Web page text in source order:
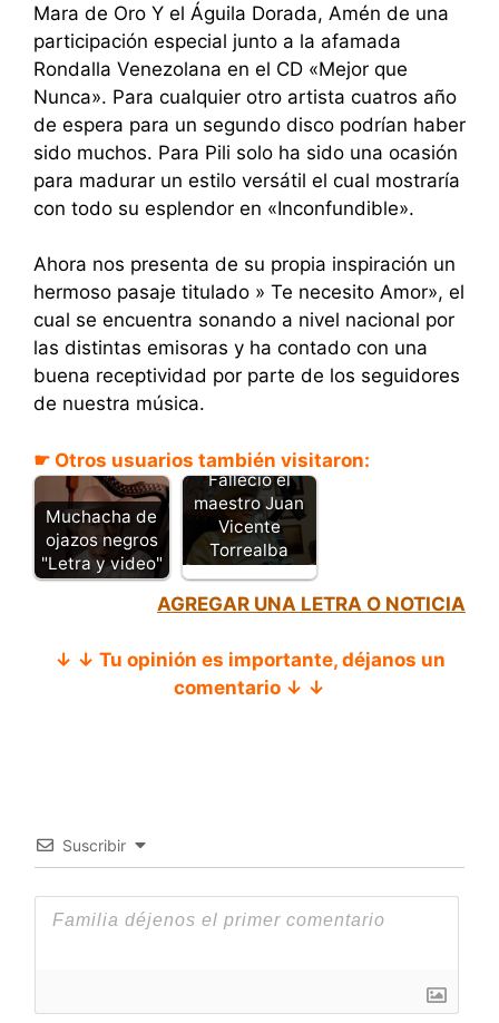
Mara de Oro Y el Águila Dorada, Amén de una
participación especial junto a la afamada
Rondalla Venezolana en el CD «Mejor que
Nunca». Para cualquier otro artista cuatros año
de espera para un segundo disco podrían haber
sido muchos. Para Pili solo ha sido una ocasión
para madurar un estilo versátil el cual mostraría
con todo su esplendor en «Inconfundible».
Ahora nos presenta de su propia inspiración un
hermoso pasaje titulado » Te necesito Amor», el
cual se encuentra sonando a nivel nacional por
las distintas emisoras y ha contado con una
buena receptividad por parte de los seguidores
de nuestra música.
☛ Otros usuarios también visitaron:
Muchacha de
ojazos negros
"Letra y video"
Falleció el
maestro Juan
Vicente
Torrealba
AGREGAR UNA LETRA O NOTICIA
↓ ↓ Tu opinión es importante, déjanos un
comentario ↓ ↓
Suscribir